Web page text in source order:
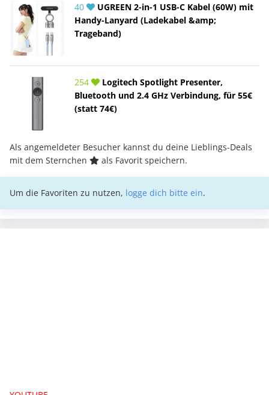
40
UGREEN 2-in-1 USB-C Kabel (60W) mit
Handy-Lanyard (Ladekabel &amp;
Trageband)
254
Logitech Spotlight Presenter,
Bluetooth und 2.4 GHz Verbindung, für 55€
(statt 74€)
Als angemeldeter Besucher kannst du deine Lieblings-Deals
mit dem Sternchen
als Favorit speichern.
Um die Favoriten zu nutzen, logge dich bitte ein.